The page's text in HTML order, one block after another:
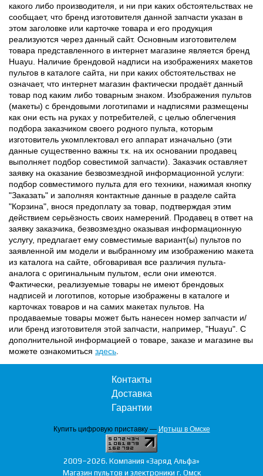
какого либо производителя, и ни при каких обстоятельствах не
сообщает, что бренд изготовителя данной запчасти указан в
этом заголовке или карточке товара и его продукция
реализуются через данный сайт. Основным изготовителем
товара представленного в интернет магазине является бренд
Huayu. Наличие брендовой надписи на изображениях макетов
пультов в каталоге сайта, ни при каких обстоятельствах не
означает, что интернет магазин фактически продаёт данный
товар под каким либо товарным знаком. Изображения пультов
(макеты) с брендовыми логотипами и надписями размещены
как они есть на руках у потребителей, с целью облегчения
подбора заказчиком своего родного пульта, которым
изготовитель укомплектовал его аппарат изначально (эти
данные существенно важны т.к. на их основании продавец
выполняет подбор совестимой запчасти). Заказчик оставляет
заявку на оказание безвозмездной информационной услуги:
подбор совместимого пульта для его техники, нажимая кнопку
"Заказать" и заполняя контактные данные в разделе сайта
"Корзина", внося предоплату за товар, подтверждая этим
действием серьёзность своих намерений. Продавец в ответ на
заявку заказчика, безвозмездно оказывая информационную
услугу, предлагает ему совместимые вариант(ы) пультов по
заявленной им модели и выбранному им изображению макета
из каталога на сайте, обговаривая все различия пульта-
аналога с оригинальным пультом, если они имеются.
Фактически, реализуемые товары не имеют брендовых
надписей и логотипов, которые изображены в каталоге и
карточках товаров и на самих макетах пультов. На
продаваемые товары может быть нанесен номер запчасти и/
или бренд изготовителя этой запчасти, например, "Huayu". С
дополнительной информацией о товаре, заказе и магазине вы
можете ознакомиться здесь
Контакты
Доставка
Гарантии
2009–2026. Компания «Заряд Альфа»
Магазин пультов и электроники г. Омск
Купить цифровую приставку — Иртыш в Омске